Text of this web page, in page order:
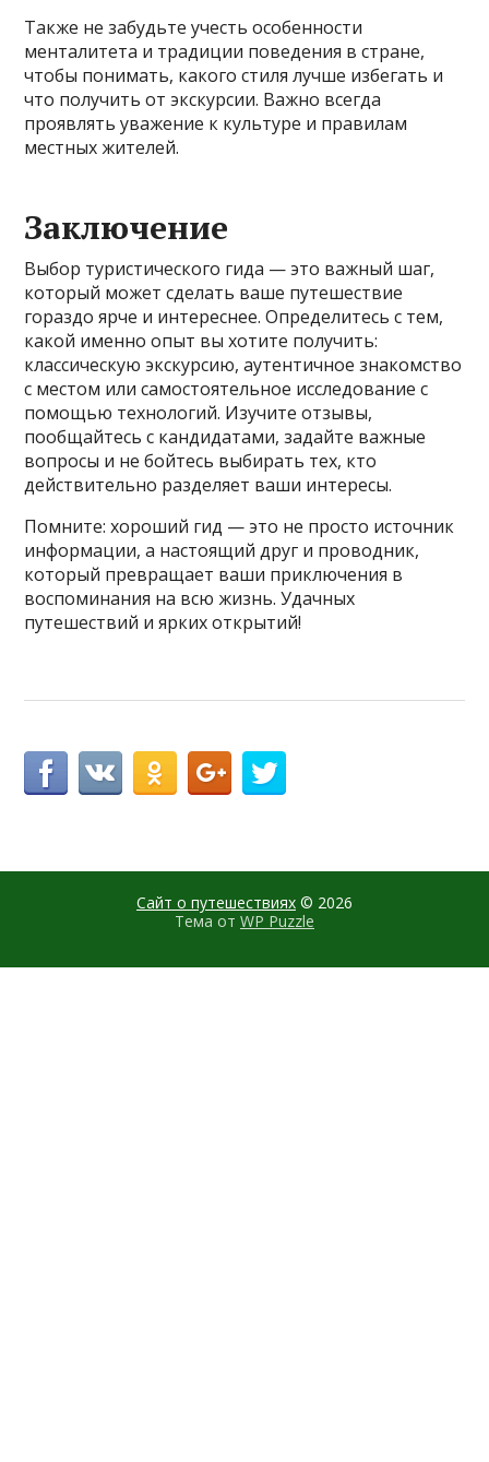
Также не забудьте учесть особенности
менталитета и традиции поведения в стране,
чтобы понимать, какого стиля лучше избегать и
что получить от экскурсии. Важно всегда
проявлять уважение к культуре и правилам
местных жителей.
Заключение
Выбор туристического гида — это важный шаг,
который может сделать ваше путешествие
гораздо ярче и интереснее. Определитесь с тем,
какой именно опыт вы хотите получить:
классическую экскурсию, аутентичное знакомство
с местом или самостоятельное исследование с
помощью технологий. Изучите отзывы,
пообщайтесь с кандидатами, задайте важные
вопросы и не бойтесь выбирать тех, кто
действительно разделяет ваши интересы.
Помните: хороший гид — это не просто источник
информации, а настоящий друг и проводник,
который превращает ваши приключения в
воспоминания на всю жизнь. Удачных
путешествий и ярких открытий!
Сайт о путешествиях © 2026
Тема от WP Puzzle